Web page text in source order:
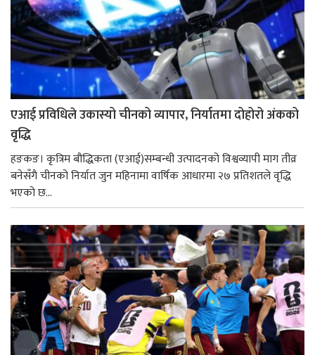
एआई प्रविधिले उकास्यो चीनको व्यापार, निर्यातमा दोहोरो अंकको
वृद्धि
हङकङ। कृत्रिम बौद्धिकता (एआई)सम्बन्धी उत्पादनको विश्वव्यापी माग तीव्र
बनेसँगै चीनको निर्यात जुन महिनामा वार्षिक आधारमा २७ प्रतिशतले वृद्धि
भएको छ...